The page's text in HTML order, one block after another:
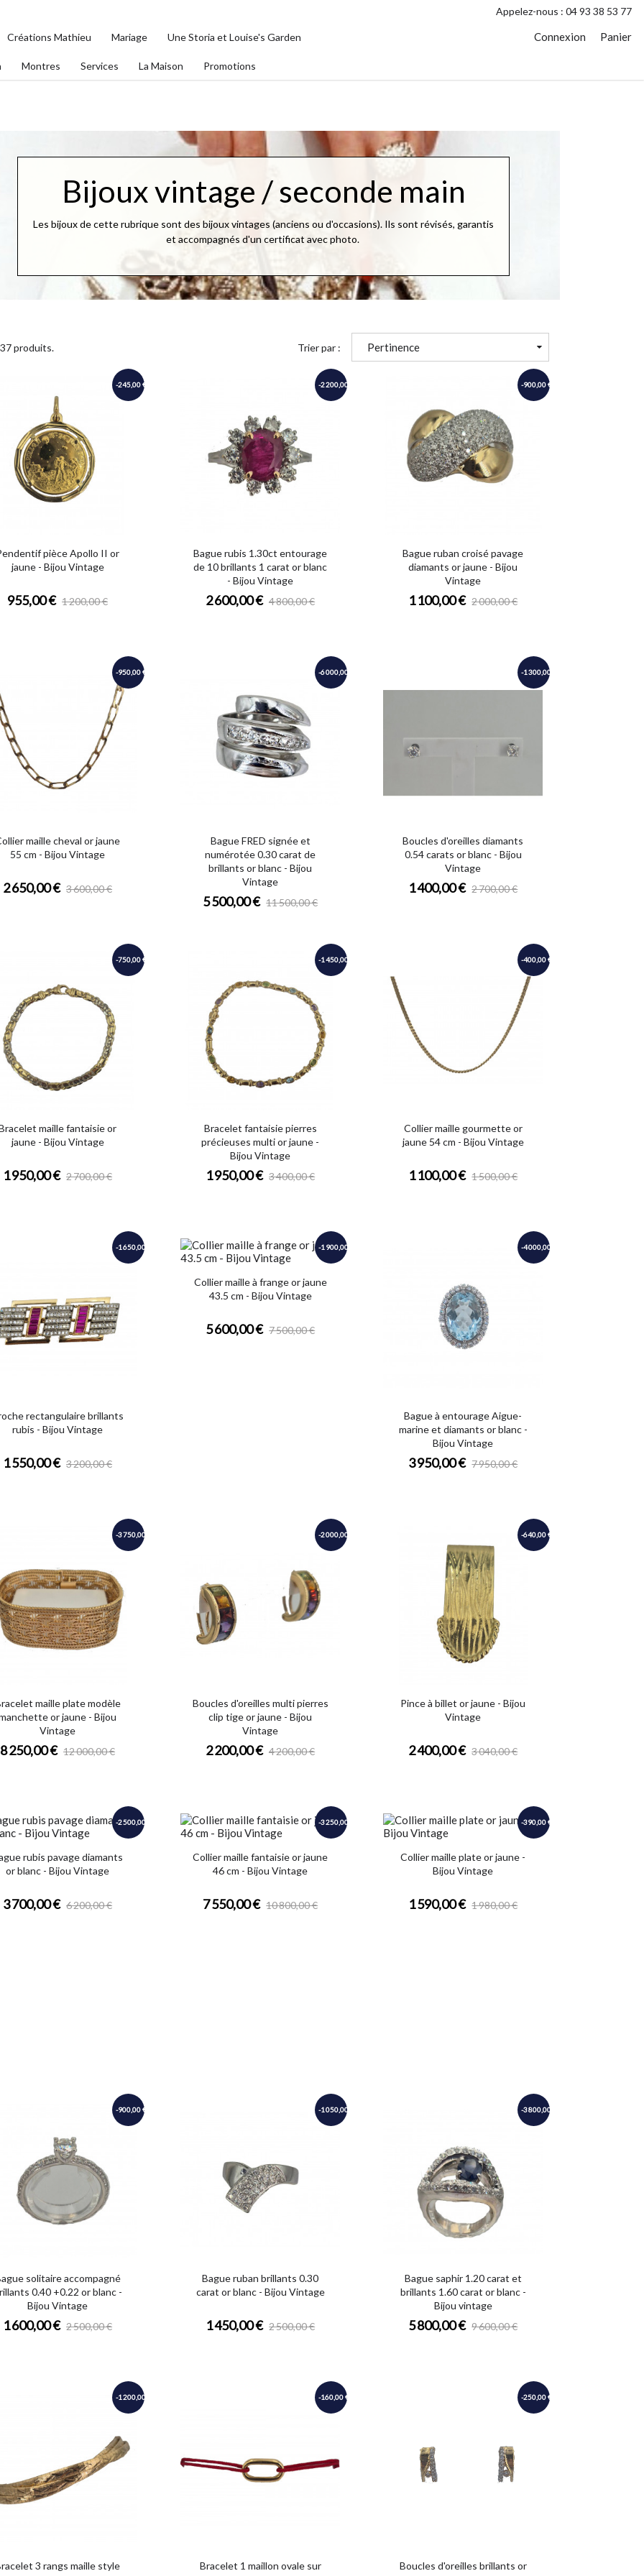
Appelez-nous : 04 93 38 53 77
Créations Mathieu Mariage Une Storia et Louise's Garden
Montres Services La Maison Promotions
Connexion Panier
Bijoux vintage / seconde main
Les bijoux de cette rubrique sont des bijoux vintages (anciens ou d'occasions). Ils sont révisés, garantis
et accompagnés d'un certificat avec photo.
produits. Trier par : Pertinence
pièce Apollo II or
jaune - Bijou Vintage
955,00 € 1 200,00 €
-245,00 €
Bague rubis 1.30ct entourage
de 10 brillants 1 carat or blanc
- Bijou Vintage
2 600,00 € 4 800,00 €
-2 200,00 €
Bague ruban croisé pavage
diamants or jaune - Bijou
Vintage
1 100,00 € 2 000,00 €
-900,00 €
maille cheval or jaune
55 cm - Bijou Vintage
2 650,00 € 3 600,00 €
-950,00 €
Bague FRED signée et
numérotée 0.30 carat de
brillants or blanc - Bijou
Vintage
5 500,00 € 11 500,00 €
-6 000,00 €
Boucles d'oreilles diamants
0.54 carats or blanc - Bijou
Vintage
1 400,00 € 2 700,00 €
-1 300,00 €
maille fantaisie or
jaune - Bijou Vintage
1 950,00 € 2 700,00 €
-750,00 €
Bracelet fantaisie pierres
précieuses multi or jaune -
Bijou Vintage
1 950,00 € 3 400,00 €
-1 450,00 €
Collier maille gourmette or
jaune 54 cm - Bijou Vintage
1 100,00 € 1 500,00 €
-400,00 €
rectangulaire brillants
rubis - Bijou Vintage
1 550,00 € 3 200,00 €
-1 650,00 €
Collier maille à frange or jaune
43.5 cm - Bijou Vintage
5 600,00 € 7 500,00 €
-1 900,00 €
Bague à entourage Aigue-
marine et diamants or blanc -
Bijou Vintage
3 950,00 € 7 950,00 €
-4 000,00 €
maille plate modèle
or jaune - Bijou
Vintage
8 250,00 € 12 000,00 €
-3 750,00 €
Boucles d'oreilles multi pierres
clip tige or jaune - Bijou
Vintage
2 200,00 € 4 200,00 €
-2 000,00 €
Pince à billet or jaune - Bijou
Vintage
2 400,00 € 3 040,00 €
-640,00 €
rubis pavage diamants
or blanc - Bijou Vintage
3 700,00 € 6 200,00 €
-2 500,00 €
Collier maille fantaisie or jaune
46 cm - Bijou Vintage
7 550,00 € 10 800,00 €
-3 250,00 €
Collier maille plate or jaune -
Bijou Vintage
1 590,00 € 1 980,00 €
-390,00 €
solitaire accompagné
0.40 +0.22 or blanc -
Bijou Vintage
1 600,00 € 2 500,00 €
-900,00 €
Bague ruban brillants 0.30
carat or blanc - Bijou Vintage
1 450,00 € 2 500,00 €
-1 050,00 €
Bague saphir 1.20 carat et
brillants 1.60 carat or blanc -
Bijou vintage
5 800,00 € 9 600,00 €
-3 800,00 €
3 rangs maille style
-1 200,00 €
Bracelet 1 maillon ovale sur
-160,00 €
Boucles d'oreilles brillants or
-250,00 €